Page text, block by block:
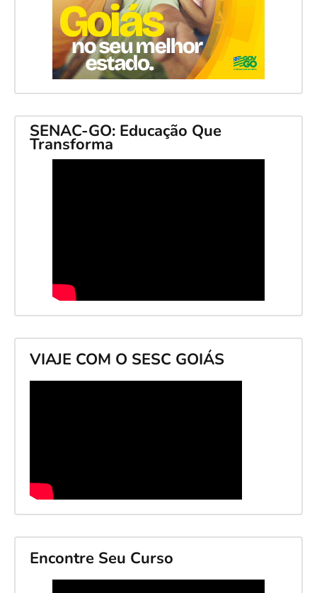
SENAC-GO: Educação Que
Transforma
VIAJE COM O SESC GOIÁS
Encontre Seu Curso